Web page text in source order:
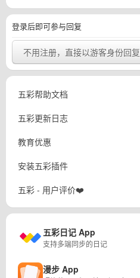
登录后即可参与回复
不用注册，直接以游客身份回复
五彩帮助文档
五彩更新日志
教育优惠
安装五彩插件
五彩 - 用户评价❤️
五彩日记 App
支持多端同步的日记
漫步 App